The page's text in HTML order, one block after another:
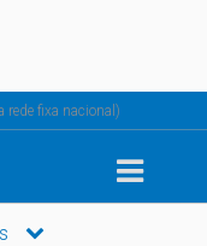
fixa nacional)